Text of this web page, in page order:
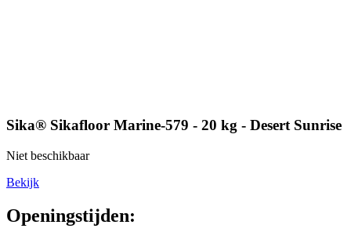
Sika® Sikafloor Marine-579 - 20 kg - Desert Sunrise
Niet beschikbaar
Bekijk
Openingstijden: